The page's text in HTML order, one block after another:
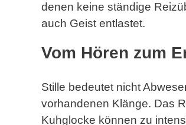
denen keine ständige
auch Geist entlastet.
Vom Hören zum
Stille bedeutet nicht
vorhandenen Klänge. Das
Kuhglocke können zu